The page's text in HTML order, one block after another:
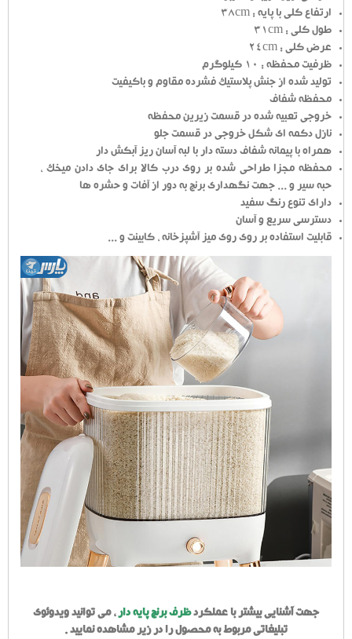
ارتفاع کلی با پایه : 38cm
طول کلی : 31cm
عرض کلی : 24cm
ظرفیت محفظه : 10 کیلوگرم
تولید شده از جنش پلاستیک فشرده مقاوم و باکیفیت
محفظه شفاف
خروجی تعبیه شده در قسمت زیرین محفظه
نازل دکمه ای شکل خروجی در قسمت جلو
همراه با پیمانه شفاف دسته دار با لبه آسان ریز آبکش دار
محفظه مجزا طراحی شده بر روی درب کالا برای جای دادن میخک ،
حبه سیر و ... جهت نگهداری برنج به دور از آفات و حشره ها
دارای تنوع رنگ سفید
دسترسی سریع و آسان
قابلیت استفاده بر روی روی میز آشپزخانه ، کابینت و ...
جهت آشنایی بیشتر با عملکردظرف برنج پایه دار، می توانید ویدوئوی
تبلیغاتی مربوط به محصول را در زیر مشاهده نمایید .